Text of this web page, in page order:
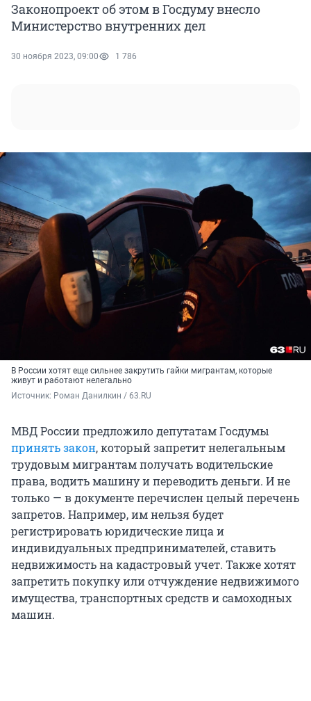
Законопроект об этом в Госдуму внесло
Министерство внутренних дел
30 ноября 2023, 09:00 1 786
В России хотят еще сильнее закрутить гайки мигрантам, которые
живут и работают нелегально
Источник: Роман Данилкин / 63.RU
МВД России предложило депутатам Госдумы
принять закон, который запретит нелегальным
трудовым мигрантам получать водительские
права, водить машину и переводить деньги. И не
только — в документе перечислен целый перечень
запретов. Например, им нельзя будет
регистрировать юридические лица и
индивидуальных предпринимателей, ставить
недвижимость на кадастровый учет. Также хотят
запретить покупку или отчуждение недвижимого
имущества, транспортных средств и самоходных
машин.